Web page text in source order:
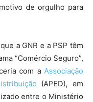
de orgulho para
a GNR e a PSP têm
“Comércio Seguro”,
com a Associação
(APED), em
entre o Ministério